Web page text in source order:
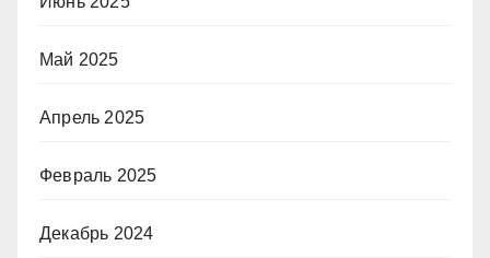
Май 2025
Апрель 2025
Февраль 2025
Декабрь 2024